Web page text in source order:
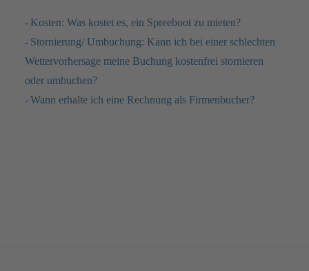
Kosten: Was kostet es, ein Spreeboot zu mieten?
Stornierung/ Umbuchung: Kann ich bei einer schlechten
Wettervorhersage meine Buchung kostenfrei stornieren
oder umbuchen?
Wann erhalte ich eine Rechnung als Firmenbucher?